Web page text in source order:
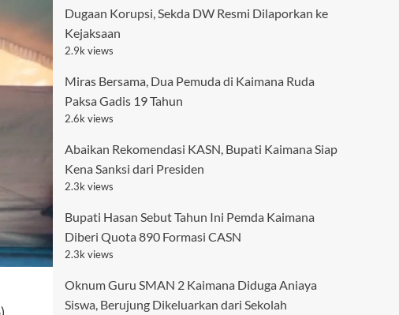
Dugaan Korupsi, Sekda DW Resmi Dilaporkan ke
Kejaksaan
2.9k views
Miras Bersama, Dua Pemuda di Kaimana Ruda
Paksa Gadis 19 Tahun
2.6k views
Abaikan Rekomendasi KASN, Bupati Kaimana Siap
Kena Sanksi dari Presiden
2.3k views
Bupati Hasan Sebut Tahun Ini Pemda Kaimana
Diberi Quota 890 Formasi CASN
2.3k views
Oknum Guru SMAN 2 Kaimana Diduga Aniaya
Siswa, Berujung Dikeluarkan dari Sekolah